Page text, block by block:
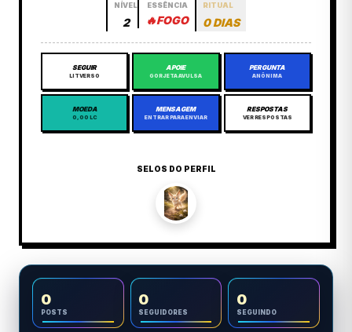
NÍVEL
2
ESSÊNCIA
🔥FOGO
RITUAL
0 DIAS
SEGUIR
LITVERSO
APOIE
GORJETA AVULSA
PERGUNTA
ANÔNIMA
MOEDA
0,00 LC
MENSAGEM
ENTRAR PARA ENVIAR
RESPOSTAS
VER RESPOSTAS
SELOS DO PERFIL
0
POSTS
0
SEGUIDORES
0
SEGUINDO